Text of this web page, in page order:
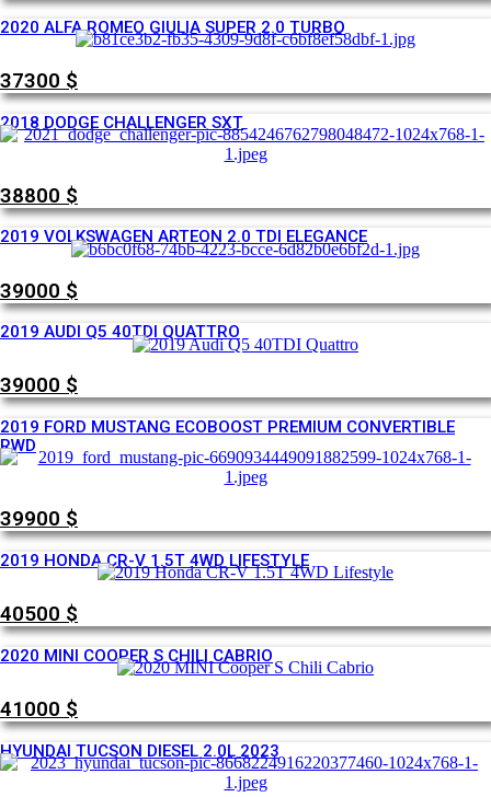
2020 ALFA ROMEO GIULIA SUPER 2.0 TURBO
37300 $
2018 DODGE CHALLENGER SXT
38800 $
2019 VOLKSWAGEN ARTEON 2.0 TDI ELEGANCE
39000 $
2019 AUDI Q5 40TDI QUATTRO
39000 $
2019 FORD MUSTANG ECOBOOST PREMIUM CONVERTIBLE
RWD
39900 $
2019 HONDA CR-V 1.5T 4WD LIFESTYLE
40500 $
2020 MINI COOPER S CHILI CABRIO
41000 $
HYUNDAI TUCSON DIESEL 2.0L 2023